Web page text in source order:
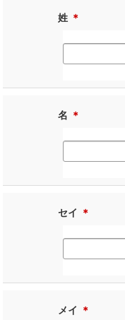
姓 ＊
名 ＊
セイ ＊
メイ ＊